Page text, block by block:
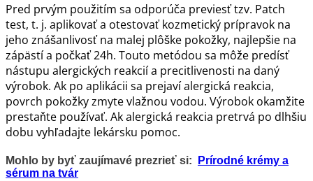
Pred prvým použitím sa odporúča previesť tzv. Patch
test, t. j. aplikovať a otestovať kozmetický prípravok na
jeho znášanlivosť na malej plôške pokožky, najlepšie na
zápästí a počkať 24h. Touto metódou sa môže predísť
nástupu alergických reakcií a precitlivenosti na daný
výrobok. Ak po aplikácii sa prejaví alergická reakcia,
povrch pokožky zmyte vlažnou vodou. Výrobok okamžite
prestaňte používať. Ak alergická reakcia pretrvá po dlhšiu
dobu vyhľadajte lekársku pomoc.
Mohlo by byť zaujímavé prezrieť si:
Prírodné krémy a
sérum na tvár